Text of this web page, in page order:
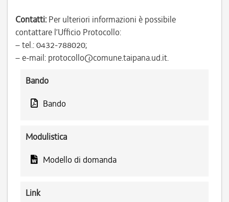
Contatti: Per ulteriori informazioni è possibile
contattare l’Ufficio Protocollo:
– tel.: 0432-788020;
– e-mail: protocollo@comune.taipana.ud.it.
Bando
Bando
Modulistica
Modello di domanda
Link